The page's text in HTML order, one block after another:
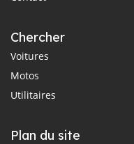
Chercher
Voitures
Motos
Utilitaires
Plan du site